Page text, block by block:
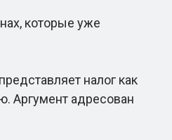
которые уже
налог как
Аргумент адресован